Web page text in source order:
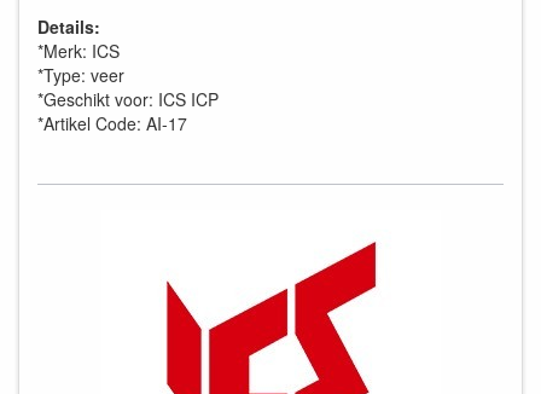
Details:
*Merk: ICS
*Type: veer
*Geschikt voor: ICS ICP
*Artikel Code: AI-17